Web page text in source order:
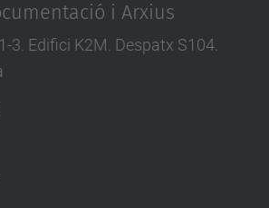
i Arxius
3. Edifici K2M. Despatx S104.